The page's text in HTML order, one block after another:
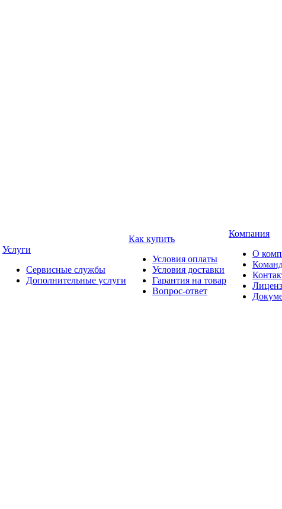
Услуги
Сервисные службы
Дополнительные услуги
Как купить
Условия оплаты
Условия доставки
Гарантия на товар
Вопрос-ответ
Компания
О